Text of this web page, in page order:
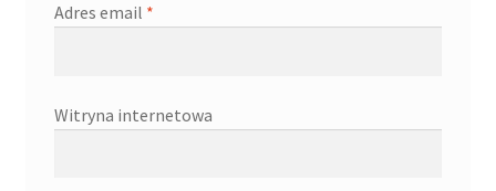
Adres email *
Witryna internetowa